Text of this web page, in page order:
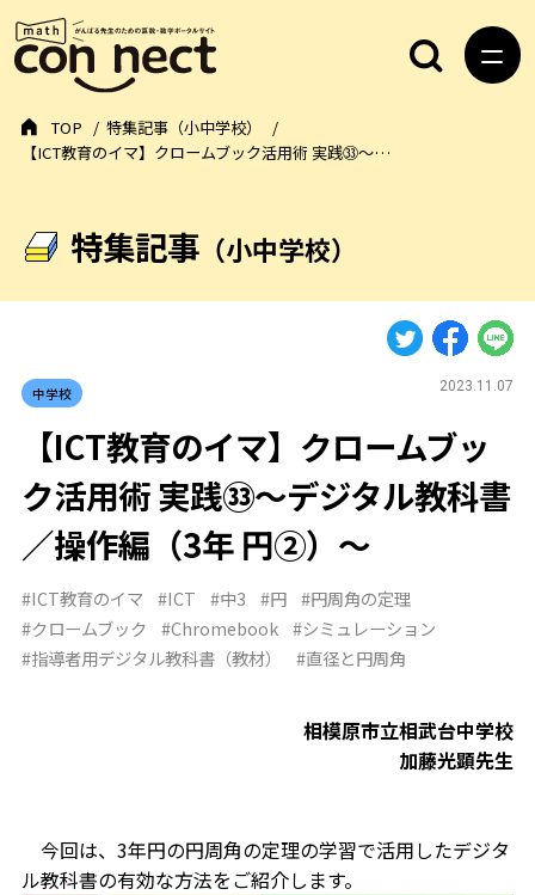
特集記事（小中学校）
TOP
特集記事（小中学校）
【ICT教育のイマ】クロームブック活用術 実践㉝～…
中学校 2023.11.07
【ICT教育のイマ】クロームブッ
ク活用術 実践㉝～デジタル教科書
／操作編（3年 円②）～
#ICT教育のイマ #ICT #中3 #円 #円周角の定理
#クロームブック
#Chromebook #シミュレーション
#指導者用デジタル教科書（教材）
#直径と円周角
相模原市立相武台中学校
加藤光顕先生
今回は、3年円の円周角の定理の学習で活用したデジタ
ル教科書の有効な方法をご紹介します。